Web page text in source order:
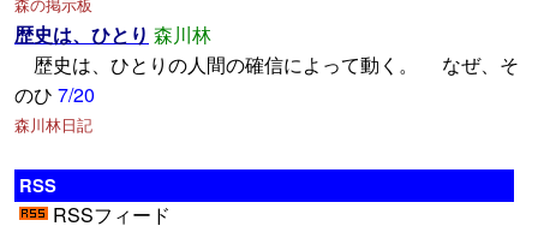
歴史は、ひとり 森川林
歴史は、ひとりの人間の確信によって動く。 なぜ、そ
のひ 7/20
森川林日記
RSS
RSSフィード